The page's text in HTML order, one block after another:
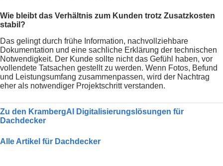
Wie bleibt das Verhältnis zum Kunden trotz Zusatzkosten
stabil?
Das gelingt durch frühe Information, nachvollziehbare
Dokumentation und eine sachliche Erklärung der technischen
Notwendigkeit. Der Kunde sollte nicht das Gefühl haben, vor
vollendete Tatsachen gestellt zu werden. Wenn Fotos, Befund
und Leistungsumfang zusammenpassen, wird der Nachtrag
eher als notwendiger Projektschritt verstanden.
Zu den KrambergAI Digitalisierungslösungen für
Dachdecker
Alle Artikel für Dachdecker